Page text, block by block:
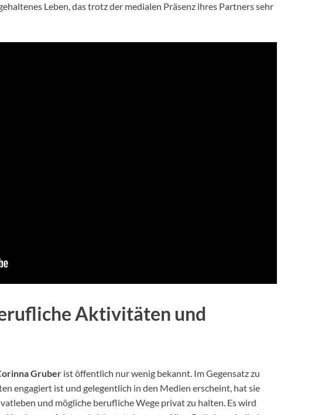
Leben, das trotz der medialen Präsenz ihres Partners sehr
Aktivitäten und
Gruber ist öffentlich nur wenig bekannt. Im Gegensatz zu
engagiert ist und gelegentlich in den Medien erscheint, hat sie
und mögliche berufliche Wege privat zu halten. Es wird